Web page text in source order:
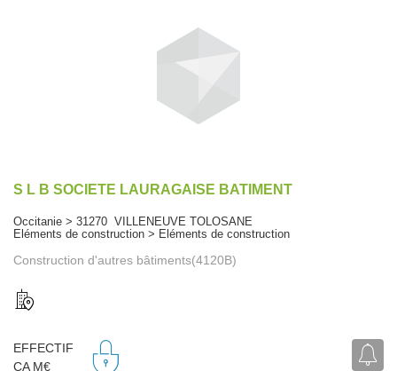
S L B SOCIETE LAURAGAISE BATIMENT
Occitanie > 31270 VILLENEUVE TOLOSANE
Eléments de construction > Eléments de construction
Construction d'autres bâtiments(4120B)
EFFECTIF
CA M€